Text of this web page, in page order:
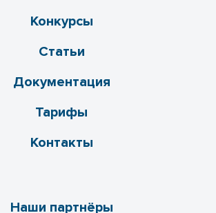
Конкурсы
Статьи
Документация
Тарифы
Контакты
Наши партнёры